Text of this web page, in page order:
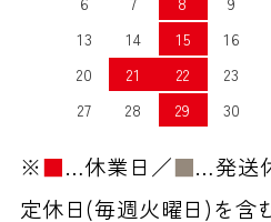
13
14 15 16
20
21 22 23
27
28 29 30
※■…休業日／■…発送
定休日(毎週火曜日)を含